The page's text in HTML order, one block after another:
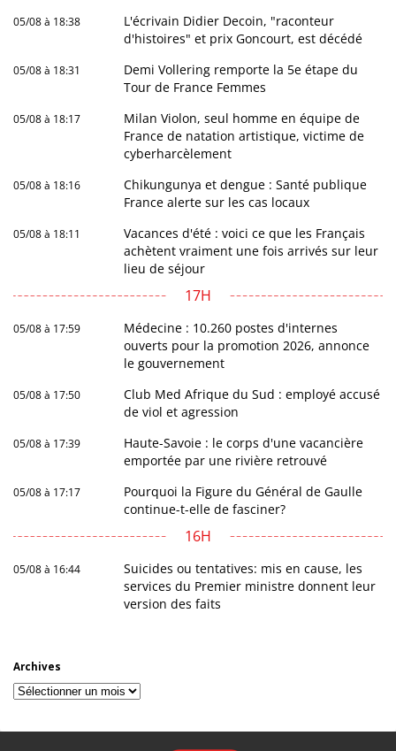
05/08 à 18:38
L'écrivain Didier Decoin, "raconteur
d'histoires" et prix Goncourt, est décédé
05/08 à 18:31
Demi Vollering remporte la 5e étape du
Tour de France Femmes
05/08 à 18:17
Milan Violon, seul homme en équipe de
France de natation artistique, victime de
cyberharcèlement
05/08 à 18:16
Chikungunya et dengue : Santé publique
France alerte sur les cas locaux
05/08 à 18:11
Vacances d'été : voici ce que les Français
achètent vraiment une fois arrivés sur leur
lieu de séjour
17H
05/08 à 17:59
Médecine : 10.260 postes d'internes
ouverts pour la promotion 2026, annonce
le gouvernement
05/08 à 17:50
Club Med Afrique du Sud : employé accusé
de viol et agression
05/08 à 17:39
Haute-Savoie : le corps d'une vacancière
emportée par une rivière retrouvé
05/08 à 17:17
Pourquoi la Figure du Général de Gaulle
continue-t-elle de fasciner?
16H
05/08 à 16:44
Suicides ou tentatives: mis en cause, les
services du Premier ministre donnent leur
version des faits
Archives
Archives